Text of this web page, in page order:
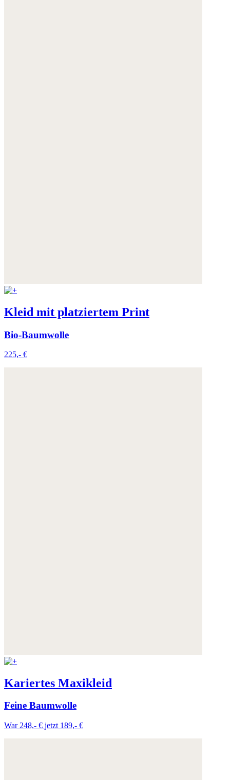
Kleid mit platziertem Print
Bio-Baumwolle
225,- €
Kariertes Maxikleid
Feine Baumwolle
War 248,- € jetzt 189,- €